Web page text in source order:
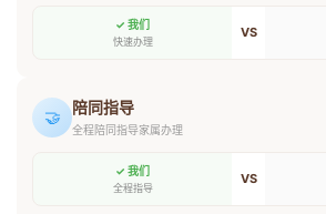
✓ 我们
快速办理
VS
🤝 陪同指导
全程陪同指导家属办理
✓ 我们
全程指导
VS